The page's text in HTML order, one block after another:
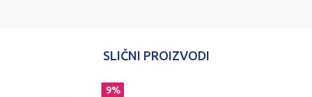
SLIČNI PROIZVODI
9%